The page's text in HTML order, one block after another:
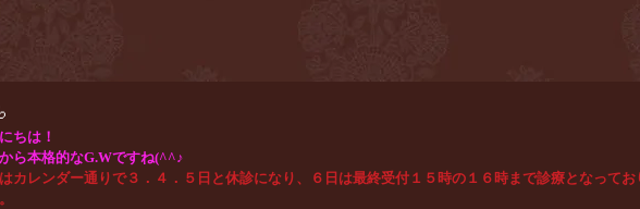
ちは！
ら本格的なG.Wですね(^^♪
カレンダー通りで３．４．５日と休診になり、６日は最終受付１５時の１６時まで診療となってお